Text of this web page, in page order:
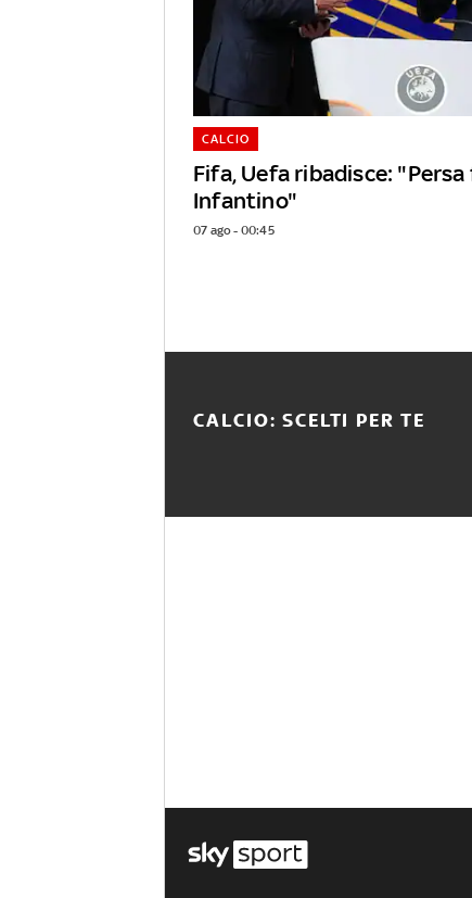
Fifa, Uefa ribadisce:
Infantino"
CALCIO
07 ago - 00:45
CALCIO: SCELTI PER TE